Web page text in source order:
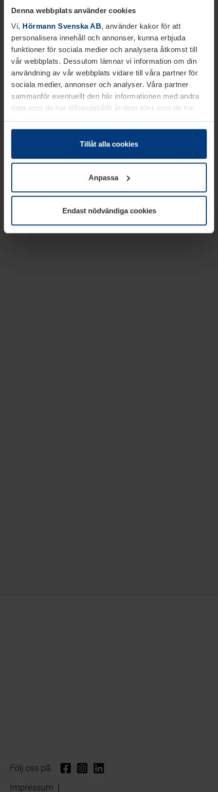
Denna webbplats använder cookies
Vi, Hörmann Svenska AB, använder kakor för att
personalisera innehåll och annonser, kunna erbjuda
funktioner för sociala medier och analysera åtkomst till
vår webbplats. Dessutom lämnar vi information om din
användning av vår webbplats vidare till våra partner för
sociala medier, annonser och analyser. Våra partner
sammanför eventuellt den här informationen med andra
data som du har tillhandahållit åt dem eller som de har
samlat in inom ramen för din användning av tjänsterna.
Juridiskt kan vi lagra kakor på din enhet, om de är
absolut nödvändiga för driften av den här webbplatsen.
godkännande kan du när som helst ändra eller återkalla i
informationen om kakor underDataskyddsförklaring
vår webbplats.
Tillåt alla cookies
Anpassa
Endast nödvändiga cookies
Följ oss på:
Impressum